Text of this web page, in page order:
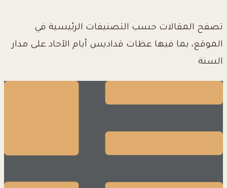
تصفح المقالات حسب التصنيفات الرئيسية في
الموقع، بما فيها عظات قداديس أيام الآحاد على مدار
السنة